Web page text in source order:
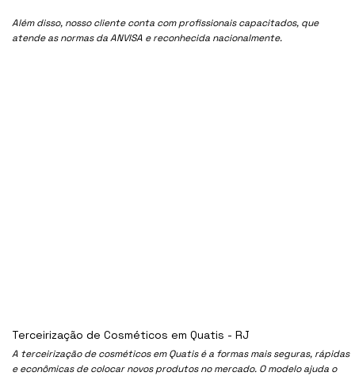
Além disso, nosso cliente conta com profissionais capacitados, que
atende as normas da ANVISA e reconhecida nacionalmente.
A terceirização de cosméticos em Quatis é a formas mais seguras, rápidas
e econômicas de colocar novos produtos no mercado. O modelo ajuda o
Terceirização de Cosméticos em Quatis - RJ